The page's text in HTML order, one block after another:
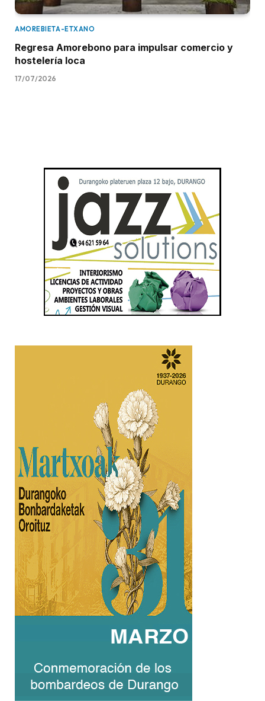
AMOREBIETA-ETXANO
Regresa Amorebono para impulsar comercio y
hostelería loca
17/07/2026